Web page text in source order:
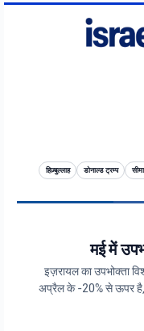
डोनाल्ड ट्रम्प
हिज़्बुल्लाह
मई में
इज़रायल का उपभोक्ता
अप्रैल के -20% से ऊपर है,